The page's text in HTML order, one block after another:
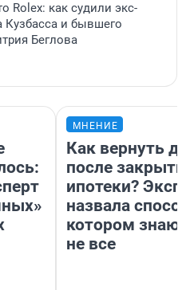
Rolex: как судили экс-
Кузбасса и бывшего
Беглова
МНЕНИЕ
Как вернуть
после
ипотеки?
назвала
котором
не все